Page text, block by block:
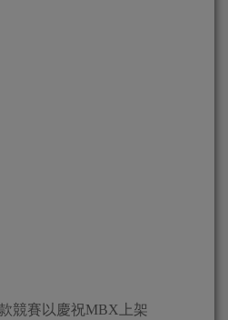
競賽以慶祝MBX上架